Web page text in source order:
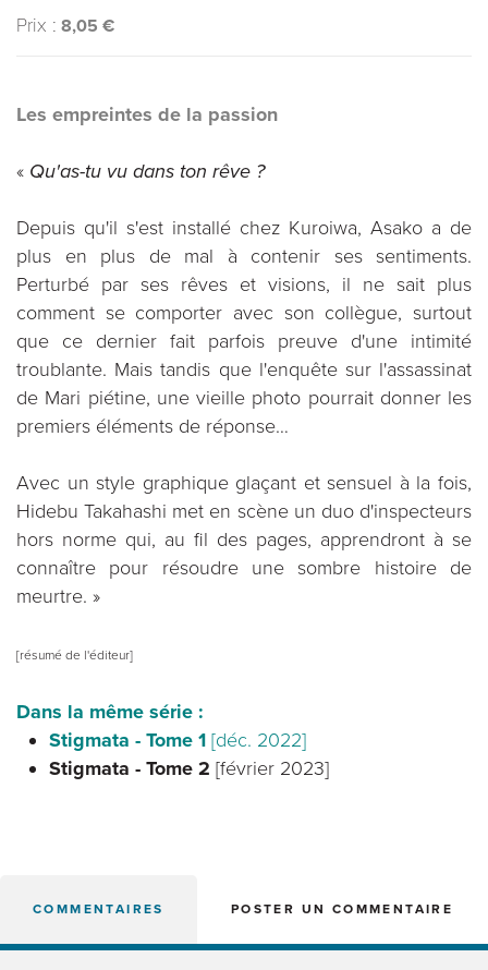
Prix : 8,05 €
Les empreintes de la passion
« Qu'as-tu vu dans ton rêve ?
Depuis qu'il s'est installé chez Kuroiwa, Asako a de
plus en plus de mal à contenir ses sentiments.
Perturbé par ses rêves et visions, il ne sait plus
comment se comporter avec son collègue, surtout
que ce dernier fait parfois preuve d'une intimité
troublante. Mais tandis que l'enquête sur l'assassinat
de Mari piétine, une vieille photo pourrait donner les
premiers éléments de réponse…
Avec un style graphique glaçant et sensuel à la fois,
Hidebu Takahashi met en scène un duo d'inspecteurs
hors norme qui, au fil des pages, apprendront à se
connaître pour résoudre une sombre histoire de
meurtre. »
[résumé de l'éditeur]
Dans la même série :
Stigmata - Tome 1 [déc. 2022]
Stigmata - Tome 2 [février 2023]
COMMENTAIRES POSTER UN COMMENTAIRE